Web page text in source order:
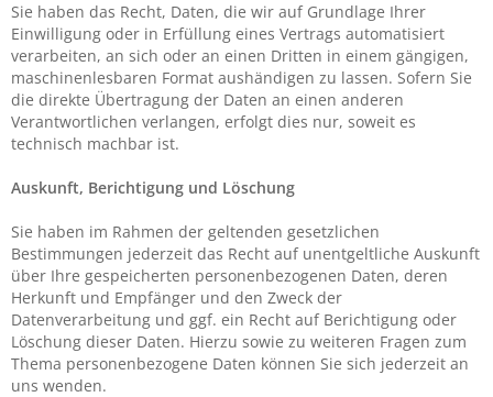
Sie haben das Recht, Daten, die wir auf Grundlage Ihrer
Einwilligung oder in Erfüllung eines Vertrags automatisiert
verarbeiten, an sich oder an einen Dritten in einem gängigen,
maschinenlesbaren Format aushändigen zu lassen. Sofern Sie
die direkte Übertragung der Daten an einen anderen
Verantwortlichen verlangen, erfolgt dies nur, soweit es
technisch machbar ist.
Auskunft, Berichtigung und Löschung
Sie haben im Rahmen der geltenden gesetzlichen
Bestimmungen jederzeit das Recht auf unentgeltliche Auskunft
über Ihre gespeicherten personenbezogenen Daten, deren
Herkunft und Empfänger und den Zweck der
Datenverarbeitung und ggf. ein Recht auf Berichtigung oder
Löschung dieser Daten. Hierzu sowie zu weiteren Fragen zum
Thema personenbezogene Daten können Sie sich jederzeit an
uns wenden.